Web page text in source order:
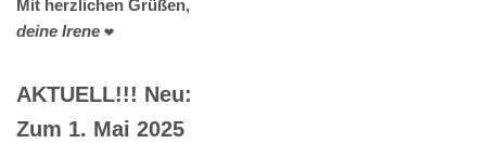
Mit herzlichen Grüßen,
deine Irene ❤️
AKTUELL!!! Neu:
Zum 1. Mai 2025